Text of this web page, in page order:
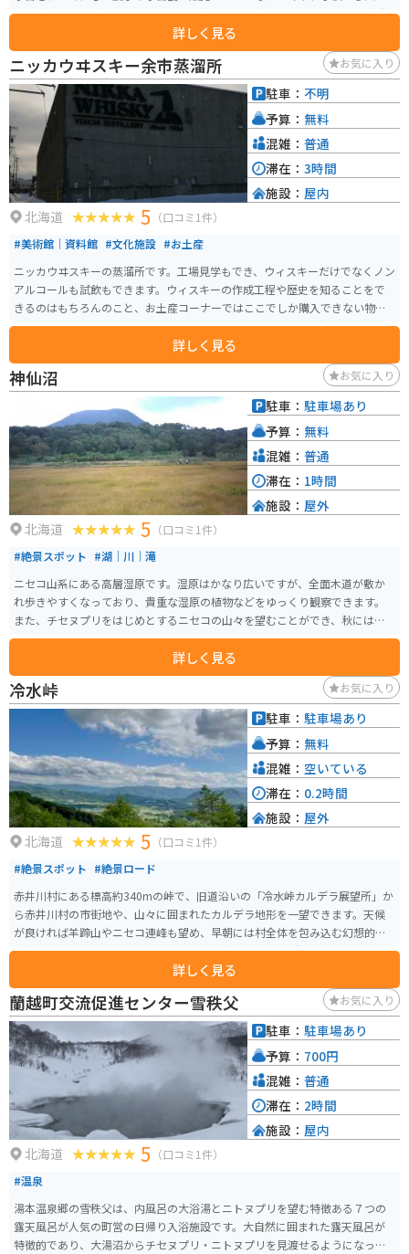
まで楽しむことができます。 特に、宇宙飛行士訓練シミュレーターは、実際
に宇宙空間を疑似体験できる人気のアトラクションです。 また、地元余市産
の新鮮な農産物や海産物を販売する直売所も併設されており、お土産探しに
も最適です。 バイクで訪れる際は、駐車場も広く停めやすいので安心です。
道の駅周辺には、ニッカウヰスキー余市蒸溜所など、観光スポットも点在し
ているので、合わせて訪れるのもおすすめです。
詳しく見る
ニッカウヰスキー余市蒸溜所 お気に入り
北海道 5 （口コミ1件）
#美術館｜資料館 #文化施設 #お土産
ニッカウヰスキーの蒸溜所です。工場見学もでき、ウィスキーだけでなくノン
アルコールも試飲もできます。ウィスキーの作成工程や歴史を知ることをで
きるのはもちろんのこと、お土産コーナーではここでしか購入できない物も
あります。余市駅から出てすぐにあります。マッサンの放映影響もあり、今で
詳しく見る
駐車： 不明
予算： 無料
混雑： 普通
滞在： 3時間
施設： 屋内
神仙沼 お気に入り
北海道 5 （口コミ1件）
#絶景スポット #湖｜川｜滝
ニセコ山系にある高層湿原です。湿原はかなり広いですが、全面木道が敷か
れ歩きやすくなっており、貴重な湿原の植物などをゆっくり観察できます。
また、チセヌプリをはじめとするニセコの山々を望むことができ、秋には紅
葉が美しいです。
詳しく見る
駐車： 駐車場あり
予算： 無料
混雑： 普通
滞在： 1時間
施設： 屋外
冷水峠 お気に入り
北海道 5 （口コミ1件）
#絶景スポット #絶景ロード
赤井川村にある標高約340mの峠で、旧道沿いの「冷水峠カルデラ展望所」か
ら赤井川村の市街地や、山々に囲まれたカルデラ地形を一望できます。天候
が良ければ羊蹄山やニセコ連峰も望め、早朝には村全体を包み込む幻想的な
雲海が見られることもあります。 現在の北海道道36号は冷水トンネルを通る
ため、展望所へ行く場合はトンネル手前から旧道の「村道冷水峠線」に入り
ます。バイクでも通行できますが、道幅が狭く、路面に砂や落ち葉が残って
いることもあるため注意が必要です。展望所には小さな駐車スペースがあり
ますが、トイレや売店はありません。旧道は冬期通行止めになるため、訪れ
る前に最新の道路情報を確認してください。
詳しく見る
駐車： 駐車場あり
予算： 無料
混雑： 空いている
滞在： 0.2時間
施設： 屋外
蘭越町交流促進センター雪秩父 お気に入り
北海道 5 （口コミ1件）
#温泉
湯本温泉郷の雪秩父は、内風呂の大浴湯とニトヌプリを望む特徴ある７つの
露天風呂が人気の町営の日帰り入浴施設です。大自然に囲まれた露天風呂が
特徴的であり、大湯沼からチセヌプリ・ニトヌプリを見渡せるようになって
駐車： 駐車場あり
予算： 700円
混雑： 普通
滞在： 2時間
施設： 屋内